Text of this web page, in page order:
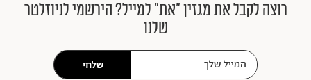
רוצה לקבל את מגזין ״את״ למייל? הירשמי לניוזלטר
שלנו
שלחי